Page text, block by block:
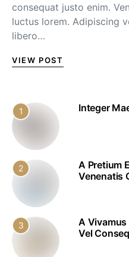
consequat justo enim.
luctus lorem. Adipiscing
libero…
VIEW POST
1 Integer
2
A Pretium
Venenatis
3
A Vivamus
Vel